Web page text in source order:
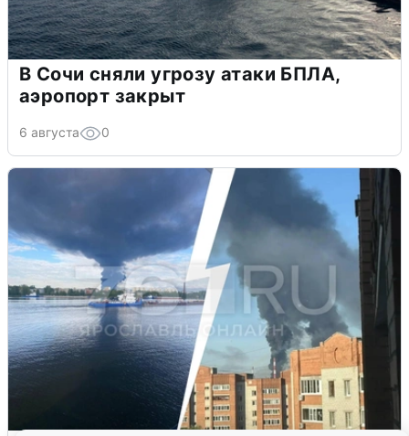
В Сочи сняли угрозу атаки БПЛА,
аэропорт закрыт
6 августа 0